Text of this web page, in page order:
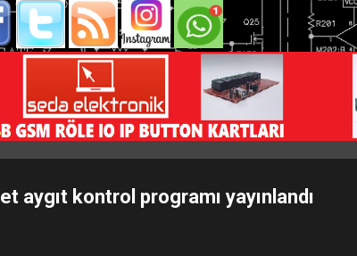
aygıt kontrol programı yayınlandı